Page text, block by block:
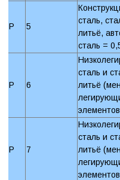
P 5
сталь,
литьё,
сталь =
P 6
сталь и
литьё
P 7
сталь и
литьё